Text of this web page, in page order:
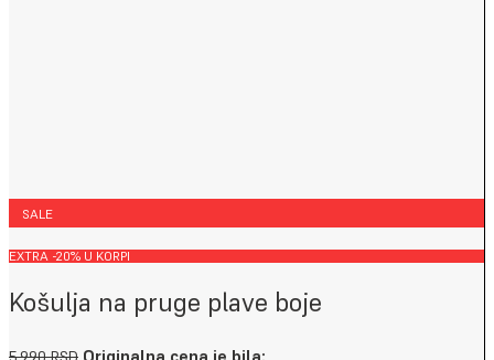
SALE
EXTRA -20% U KORPI
Košulja na pruge plave boje
Originalna cena je bila: